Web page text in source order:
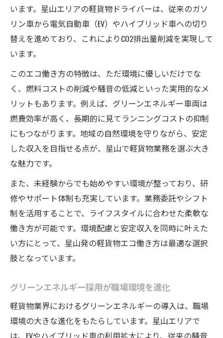
います。星山エリアの軽貨物ドライバーは、従来のガソ
リン車から電気自動車（EV）やハイブリッド車への切り
替えを進めており、これによりCO2排出量削減を実現して
います。
このエコ働き方の特徴は、ただ環境に優しいだけでな
く、燃料コストの削減や騒音の低減といった実用的なメ
リットもあります。例えば、グリーンエネルギー車両は
燃費効率が高く、長期的に見てランニングコストの抑制
にもつながります。地域の自然環境を守りながら、安定
した収入を目指せる点が、星山で軽貨物業務を選ぶ大き
な魅力です。
また、未経験からでも始めやすい環境が整っており、研
修やサポート体制も充実しています。業務委託やシフト
制を活用することで、ライフスタイルに合わせた柔軟な
働き方が可能です。環境配慮と安定収入を同時に叶えた
い方にとって、星山発の軽貨物エコ働き方は最適な選択
肢となっています。
グリーンエネルギー採用が職場環境を進化
軽貨物業界におけるグリーンエネルギーの導入は、職場
環境の大きな進化をもたらしています。星山エリアで
は、EVやハイブリッド車の利用拡大により、従来の騒音